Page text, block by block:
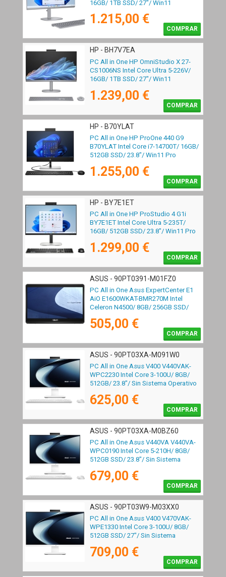
16GB/ 1TB SSD/ 27"/ Win11
1.215,00 €
COMPRAR
HP - BH7V7EA
PC All in One HP OmniStudio X 27-
CS1006NS Intel Core Ultra 5-226V/
16GB/ 1TB SSD/ 27"/ Win11
1.239,00 €
COMPRAR
HP - B70YLAT
PC All in One HP ProOne 440 G9
B70YLAT Intel Core i7-14700T/ 16GB/
512GB SSD/ 23.8"/ Win11 Pro
1.255,00 €
COMPRAR
HP - BY7E1ET
PC All in One HP ProStudio 4 G1i
BY7E1ET Intel Core Ultra 5-235T/
16GB/ 512GB SSD/ 23.8"/ Win11 Pro
1.299,00 €
COMPRAR
ASUS - 90PT0391-M01FZ0
PC All in One Asus ExpertCenter E1
AiO E1600WKAT-BMR270M Intel
Celeron N4500/ 8GB/ 256GB SSD/
505,00 €
COMPRAR
ASUS - 90PT03XA-M091W0
PC All in One Asus V400 V440VAK-
WPC2230 Intel Core 3-100U/ 8GB/
512GB/ 23.8"/ Sin Sistema Operativo
625,00 €
COMPRAR
ASUS - 90PT03XA-M0BZ60
PC All in One Asus V440VA V440VA-
WPC0190 Intel Core 5-210H/ 8GB/
512GB SSD/ 23.8"/ Sin Sistema
679,00 €
COMPRAR
ASUS - 90PT03W9-M03XX0
PC All in One Asus V400 V470VAK-
WPE1330 Intel Core 3-100U/ 8GB/
512GB SSD/ 27"/ Sin Sistema
709,00 €
COMPRAR